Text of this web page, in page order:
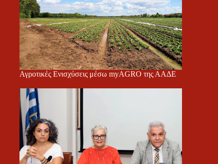
Αγροτικές Ενισχύσεις μέσω myAGRO της ΑΑΔΕ